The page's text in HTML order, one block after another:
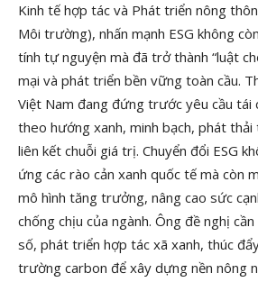
Kinh tế hợp tác và Phát triển nông
Môi trường), nhấn mạnh ESG không
tính tự nguyện mà đã trở thành “luật
mại và phát triển bền vững toàn cầu.
Việt Nam đang đứng trước yêu cầu tái
theo hướng xanh, minh bạch, phát
liên kết chuỗi giá trị. Chuyển đổi ESG
ứng các rào cản xanh quốc tế mà còn
mô hình tăng trưởng, nâng cao sức
chống chịu của ngành. Ông đề nghị
số, phát triển hợp tác xã xanh, thúc
trường carbon để xây dựng nền nông